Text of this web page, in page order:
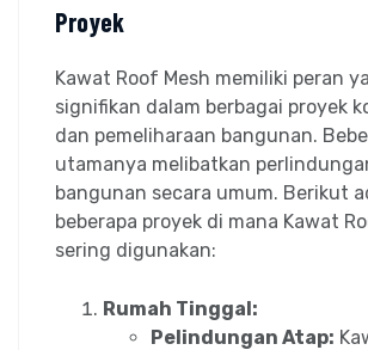
Proyek
Kawat Roof Mesh memiliki peran
signifikan dalam berbagai proyek
dan pemeliharaan bangunan.
utamanya melibatkan
bangunan secara umum. Berikut
beberapa proyek di mana Kawat
sering digunakan:
Rumah Tinggal:
Pelindungan Atap: